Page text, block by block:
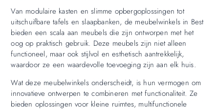
Van modulaire kasten en slimme opbergoplossingen tot
uitschuifbare tafels en slaapbanken, de meubelwinkels in Best
bieden een scala aan meubels die zijn ontworpen met het
oog op praktisch gebruik. Deze meubels zijn niet alleen
functioneel, maar ook stijlvol en esthetisch aantrekkelijk,
waardoor ze een waardevolle toevoeging zijn aan elk huis.
Wat deze meubelwinkels onderscheidt, is hun vermogen om
innovatieve ontwerpen te combineren met functionaliteit. Ze
bieden oplossingen voor kleine ruimtes, multifunctionele